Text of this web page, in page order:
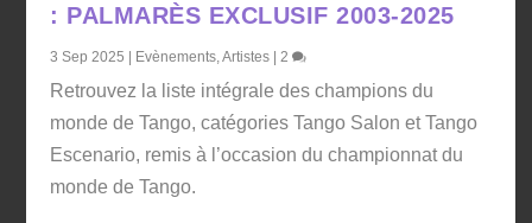
: PALMARÈS EXCLUSIF 2003-2025
3 Sep 2025 | Evènements ,Artistes | 2
Retrouvez la liste intégrale des champions du
monde de Tango, catégories Tango Salon et Tango
Escenario, remis à l’occasion du championnat du
monde de Tango.